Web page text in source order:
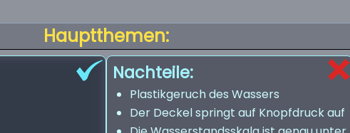
Hauptthemen:
Nachteile:
Plastikgeruch des Wassers
Der Deckel springt auf Knopfdruck auf